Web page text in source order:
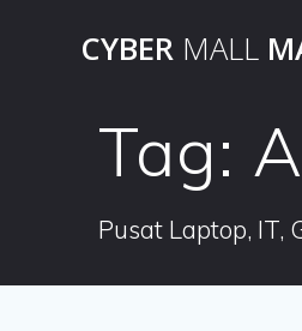
CYBER MALL
Tag:
Pusat Laptop, IT,